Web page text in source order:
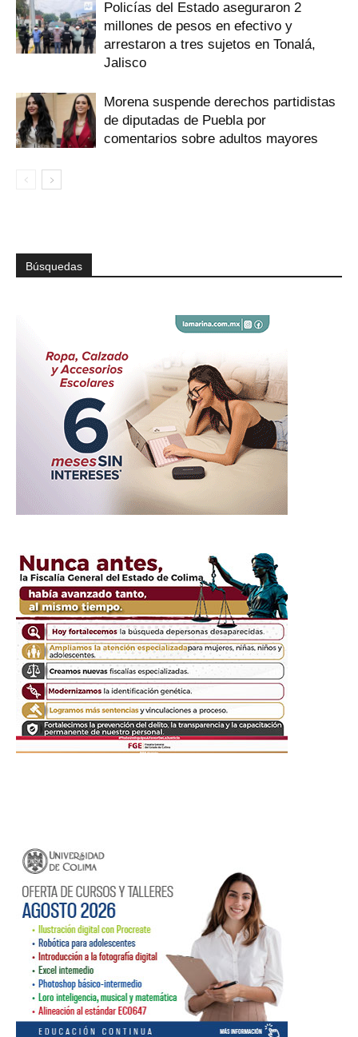
Policías del Estado aseguraron 2
millones de pesos en efectivo y
arrestaron a tres sujetos en Tonalá,
Jalisco
Morena suspende derechos partidistas
de diputadas de Puebla por
comentarios sobre adultos mayores
Búsquedas